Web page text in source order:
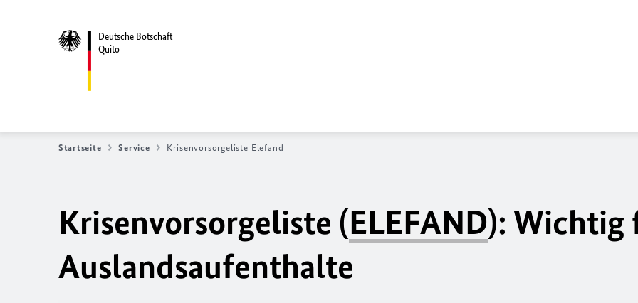
Deutsche Botschaft
Quito
Startseite Service Krisenvorsorgeliste Elefand
Krisenvorsorgeliste (ELEFAND): Wichtig
Auslandsaufenthalte